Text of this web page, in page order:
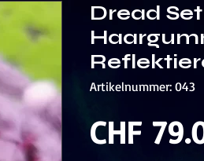
Dread
Artikelnummer: 043
CHF